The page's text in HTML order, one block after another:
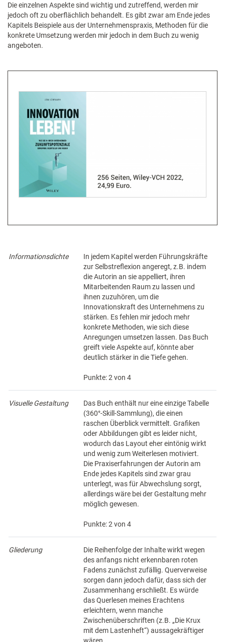
Die einzelnen Aspekte sind wichtig und zutreffend, werden mir
jedoch oft zu oberflächlich behandelt. Es gibt zwar am Ende jedes
Kapitels Beispiele aus der Unternehmenspraxis, Methoden für die
konkrete Umsetzung werden mir jedoch in dem Buch zu wenig
angeboten.
Informationsdichte
In jedem Kapitel werden Führungskräfte
zur Selbstreflexion angeregt, z.B. indem
die Autorin an sie appelliert, ihren
Mitarbeitenden Raum zu lassen und
ihnen zuzuhören, um die
Innovationskraft des Unternehmens zu
stärken. Es fehlen mir jedoch mehr
konkrete Methoden, wie sich diese
Anregungen umsetzen lassen. Das Buch
greift viele Aspekte auf, könnte aber
deutlich stärker in die Tiefe gehen.
Punkte: 2 von 4
Visuelle Gestaltung
Das Buch enthält nur eine einzige Tabelle
(360°-Skill-Sammlung), die einen
raschen Überblick vermittelt. Grafiken
oder Abbildungen gibt es leider nicht,
wodurch das Layout eher eintönig wirkt
und wenig zum Weiterlesen motiviert.
Die Praxiserfahrungen der Autorin am
Ende jedes Kapitels sind zwar grau
unterlegt, was für Abwechslung sorgt,
allerdings wäre bei der Gestaltung mehr
möglich gewesen.
Punkte: 2 von 4
Gliederung
Die Reihenfolge der Inhalte wirkt wegen
des anfangs nicht erkennbaren roten
Fadens zunächst zufällig. Querverweise
sorgen dann jedoch dafür, dass sich der
Zusammenhang erschließt. Es würde
das Querlesen meines Erachtens
erleichtern, wenn manche
Zwischenüberschriften (z.B. „Die Krux
mit dem Lastenheft“) aussagekräftiger
wären.